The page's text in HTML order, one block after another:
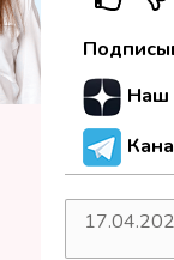
Наш